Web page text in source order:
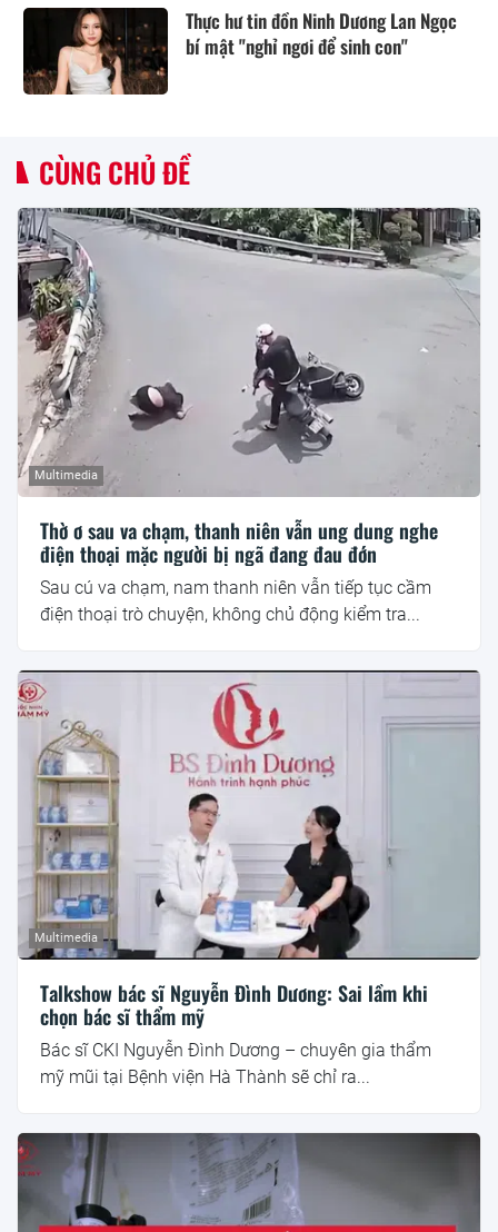
Thực hư tin đồn Ninh Dương Lan Ngọc
bí mật "nghỉ ngơi để sinh con"
CÙNG CHỦ ĐỀ
Multimedia
Thờ ơ sau va chạm, thanh niên vẫn ung dung nghe
điện thoại mặc người bị ngã đang đau đớn
Sau cú va chạm, nam thanh niên vẫn tiếp tục cầm
điện thoại trò chuyện, không chủ động kiểm tra...
Multimedia
Talkshow bác sĩ Nguyễn Đình Dương: Sai lầm khi
chọn bác sĩ thẩm mỹ
Bác sĩ CKI Nguyễn Đình Dương – chuyên gia thẩm
mỹ mũi tại Bệnh viện Hà Thành sẽ chỉ ra...